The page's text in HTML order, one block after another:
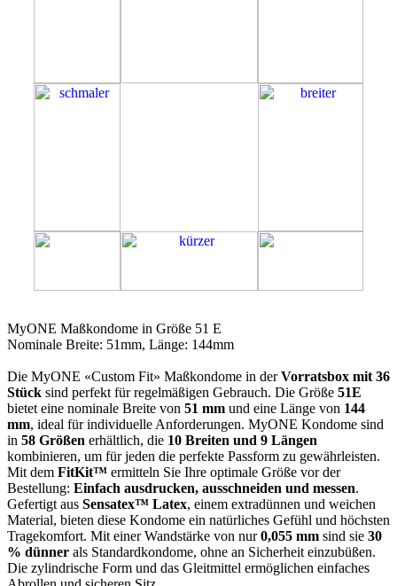
MyONE Maßkondome in Größe 51 E
Nominale Breite: 51mm, Länge: 144mm
Die MyONE «Custom Fit» Maßkondome in derVorratsbox mit 36
Stück sind perfekt für regelmäßigen Gebrauch. Die Größe 51E
bietet eine nominale Breite von 51 mm und eine Länge von 144
mm, ideal für individuelle Anforderungen. MyONE Kondome sind
in 58 Größen erhältlich, die 10 Breiten und 9 Längen
kombinieren, um für jeden die perfekte Passform zu gewährleisten.
Mit dem FitKit™ ermitteln Sie Ihre optimale Größe vor der
Bestellung: Einfach ausdrucken, ausschneiden und messen.
Gefertigt aus Sensatex™ Latex, einem extradünnen und weichen
Material, bieten diese Kondome ein natürliches Gefühl und höchsten
Tragekomfort. Mit einer Wandstärke von nur0,055 mm sind sie 30
% dünner als Standardkondome, ohne an Sicherheit einzubüßen.
Die zylindrische Form und das Gleitmittel ermöglichen einfaches